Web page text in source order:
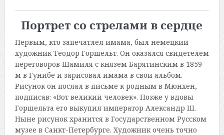
Портрет со стрелами в сердце
Первым, кто запечатлел имама, был немецкий
художник Теодор Горшельт. Он оказался свидетелем
переговоров Шамиля с князем Барятинским в 1859-
м в Гунибе и зарисовал имама в свой альбом.
Рисунок он послал в письме к родным в Мюнхен,
подписав: «Вот великий человек». Позже у вдовы
Горшельта его выкупил император Александр III.
Ныне рисунок хранится в Государственном Русском
музее в Санкт-Петербурге. Художник очень точно